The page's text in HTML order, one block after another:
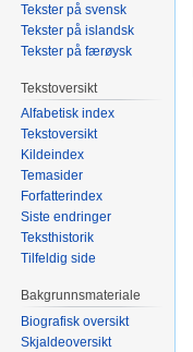
Tekster på svensk
Tekster på islandsk
Tekster på færøysk
Tekstoversikt
Alfabetisk index
Tekstoversikt
Kildeindex
Temasider
Forfatterindex
Siste endringer
Teksthistorik
Tilfeldig side
Bakgrunnsmateriale
Biografisk oversikt
Skjaldeoversikt